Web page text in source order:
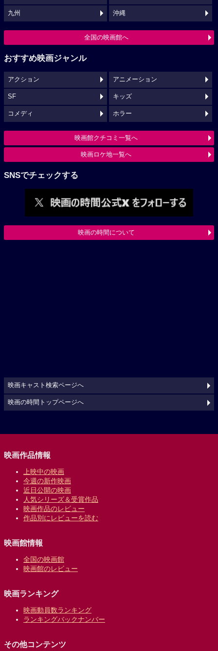
九州 沖縄
全国の映画館へ
おすすめ映画ジャンル
アクション アニメーション
SF キッズ
コメディ ホラー
映画館クチコミ一覧へ
映画ロケ地一覧へ
SNSでチェックする
映画の時間について
映画キャスト検索ページへ
映画の時間トップページへ
映画作品情報
上映中の映画
今週の新作映画
近日公開の映画
人気シリーズ＆受賞作品
映画作品のレビュー
作品別にレビューを読む
映画館情報
全国の映画館
映画館のレビュー
映画ランキング
映画動員数ランキング
ランキングバックナンバー
その他コンテンツ